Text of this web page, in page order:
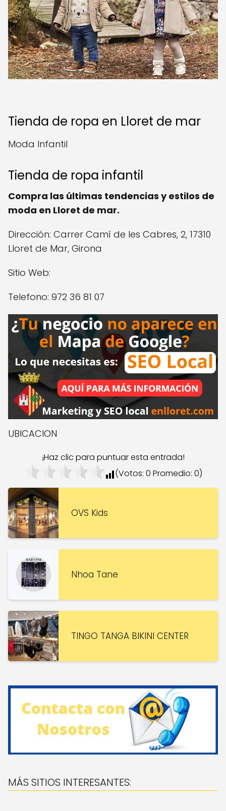
Tienda de ropa en Lloret de mar
Moda Infantil
Tienda de ropa infantil
Compra las últimas tendencias y estilos de
moda en Lloret de mar.
Dirección: Carrer Camí de les Cabres, 2, 17310
Lloret de Mar, Girona
Sitio Web:
Telefono: 972 36 81 07
UBICACION
¡Haz clic para puntuar esta entrada!
(Votos: 0 Promedio: 0)
OVS Kids
Nhoa Tane
TINGO TANGA BIKINI CENTER
MÁS SITIOS INTERESANTES: